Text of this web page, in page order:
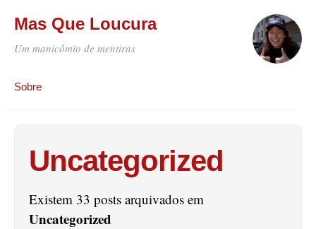
Mas Que Loucura
Um manicômio de mentiras
Sobre
Uncategorized
Existem 33 posts arquivados em
Uncategorized